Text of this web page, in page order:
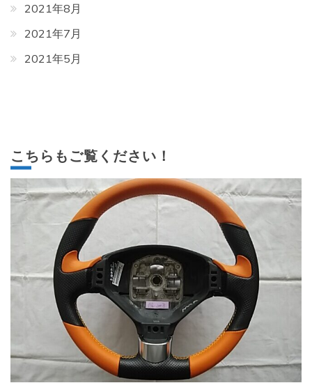
2021年8月
2021年7月
2021年5月
こちらもご覧ください！